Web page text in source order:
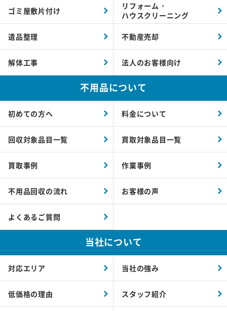
ゴミ屋敷片付け
リフォーム・
ハウスクリーニング
遺品整理 不動産売却
解体工事 法人のお客様向け
不用品について
初めての方へ 料金について
回収対象品目一覧 買取対象品目一覧
買取事例 作業事例
不用品回収の流れ お客様の声
よくあるご質問
当社について
対応エリア 当社の強み
低価格の理由 スタッフ紹介